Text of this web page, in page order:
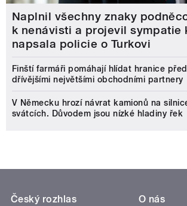
Naplnil všechny znaky
k nenávisti a projevil sympatie
napsala policie o Turkovi
Finští farmáři pomáhají hlídat hranice
dřívějšími největšími obchodními partnery
V Německu hrozí návrat kamionů na
svátcích. Důvodem jsou nízké hladiny řek
Český rozhlas
O nás